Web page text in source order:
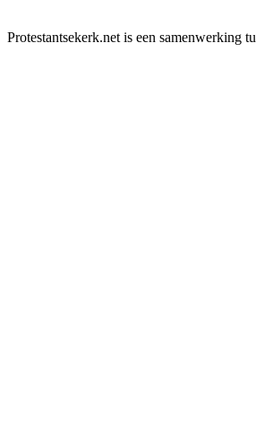
Protestantsekerk.net is een samenwerking